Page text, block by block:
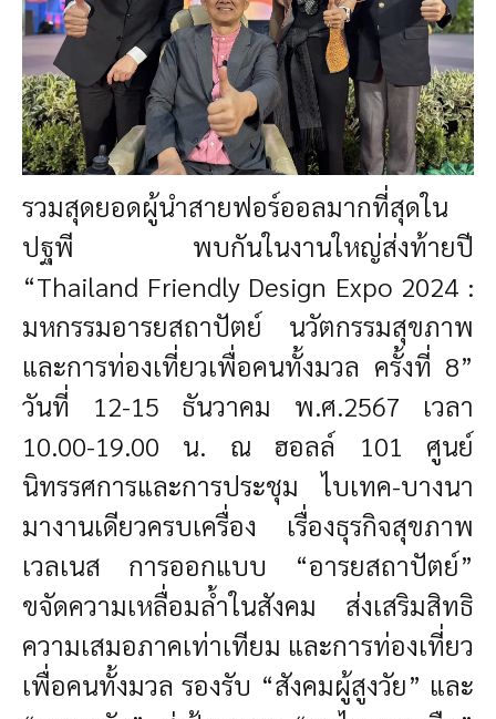
รวมสุดยอดผู้นำสายฟอร์ออลมากที่สุดใน
ปฐพี พบกันในงานใหญ่ส่งท้ายปี
“Thailand Friendly Design Expo 2024 :
มหกรรมอารยสถาปัตย์ นวัตกรรมสุขภาพ
และการท่องเที่ยวเพื่อคนทั้งมวล ครั้งที่ 8”
วันที่ 12-15 ธันวาคม พ.ศ.2567 เวลา
10.00-19.00 น. ณ ฮอลล์ 101 ศูนย์
นิทรรศการและการประชุม ไบเทค-บางนา
มางานเดียวครบเครื่อง เรื่องธุรกิจสุขภาพ
เวลเนส การออกแบบ “อารยสถาปัตย์”
ขจัดความเหลื่อมล้ำในสังคม ส่งเสริมสิทธิ
ความเสมอภาคเท่าเทียม และการท่องเที่ยว
เพื่อคนทั้งมวล รองรับ “สังคมผู้สูงวัย” และ